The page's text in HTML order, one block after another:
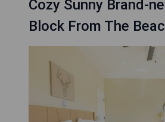
Cozy Sunny Brand-
Block From The